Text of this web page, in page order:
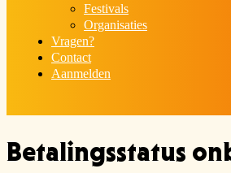
Festivals
Organisaties
Vragen?
Contact
Aanmelden
Betalingsstatus